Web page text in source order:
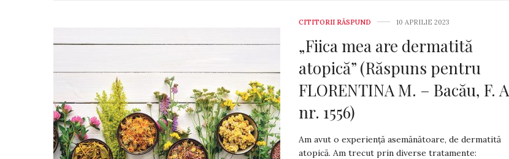
CITITORII RĂSPUND 10 APRILIE 2023
„Fiica mea are dermatită
atopică” (Răspuns pentru
FLORENTINA M. – Bacău, F.
nr. 1556)
Am avut o experiență asemănătoare, de derma­tită
atopică. Am trecut prin diverse tratamente: